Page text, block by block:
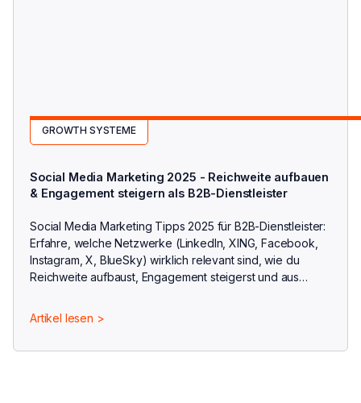
GROWTH SYSTEME
Social Media Marketing 2025 - Reichweite aufbauen
& Engagement steigern als B2B-Dienstleister
Social Media Marketing Tipps 2025 für B2B-Dienstleister:
Erfahre, welche Netzwerke (LinkedIn, XING, Facebook,
Instagram, X, BlueSky) wirklich relevant sind, wie du
Reichweite aufbaust, Engagement steigerst und aus
Community Management & FreshMedia-Unterstützung.
Artikel lesen >